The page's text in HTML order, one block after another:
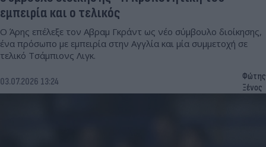
εμπειρία και ο τελικός
Ο Άρης επέλεξε τον Αβραμ Γκράντ ως νέο σύμβουλο διοίκησης,
ένα πρόσωπο με εμπειρία στην Αγγλία και μία συμμετοχή σε
τελικό Τσάμπιονς Λιγκ.
03.07.2026 13:24
Φώτης
Ξένος